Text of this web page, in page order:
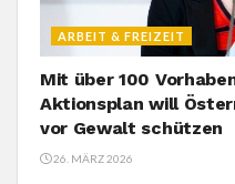
ARBEIT & FREIZEIT
Mit über 100
Aktionsplan will
vor Gewalt schützen
26. MÄRZ 2026